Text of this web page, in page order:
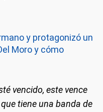
y protagonizó un
Moro y cómo
vencido, este vence
tiene una banda de